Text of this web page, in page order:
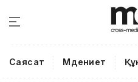
Саясат Мәдениет